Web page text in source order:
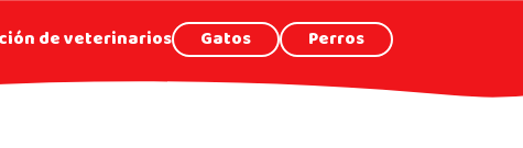
de veterinarios Gatos Perros